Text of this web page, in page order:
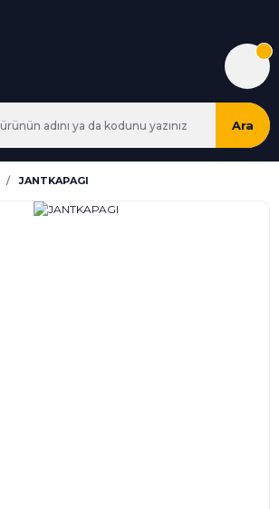
Ara
JANTKAPAGI